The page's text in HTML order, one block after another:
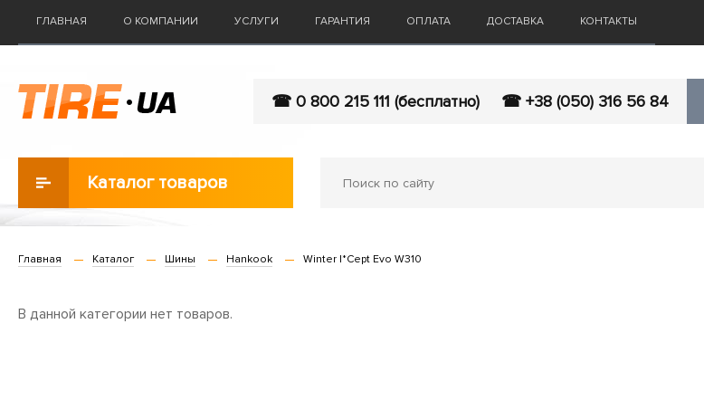
ГЛАВНАЯ О КОМПАНИИ УСЛУГИ ГАРАНТИЯ ОПЛАТА ДОСТАВКА КОНТАКТЫ
☎ 0 800 215 111 (бесплатно) ☎ +38 (050) 316 56 84
Каталог товаров
Главная Каталог Шины Hankook Winter I*Cept Evo W310
В данной категории нет товаров.